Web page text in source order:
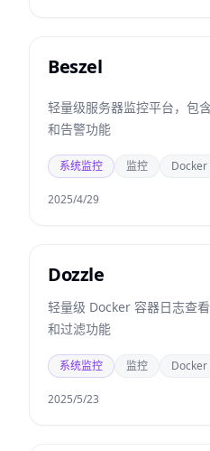
Beszel
轻量级服务器监控平台，包
和告警功能
系统监控 监控 Docker
2025/4/29
Dozzle
轻量级 Docker 容器日志查
和过滤功能
系统监控 监控 Docker
2025/5/23